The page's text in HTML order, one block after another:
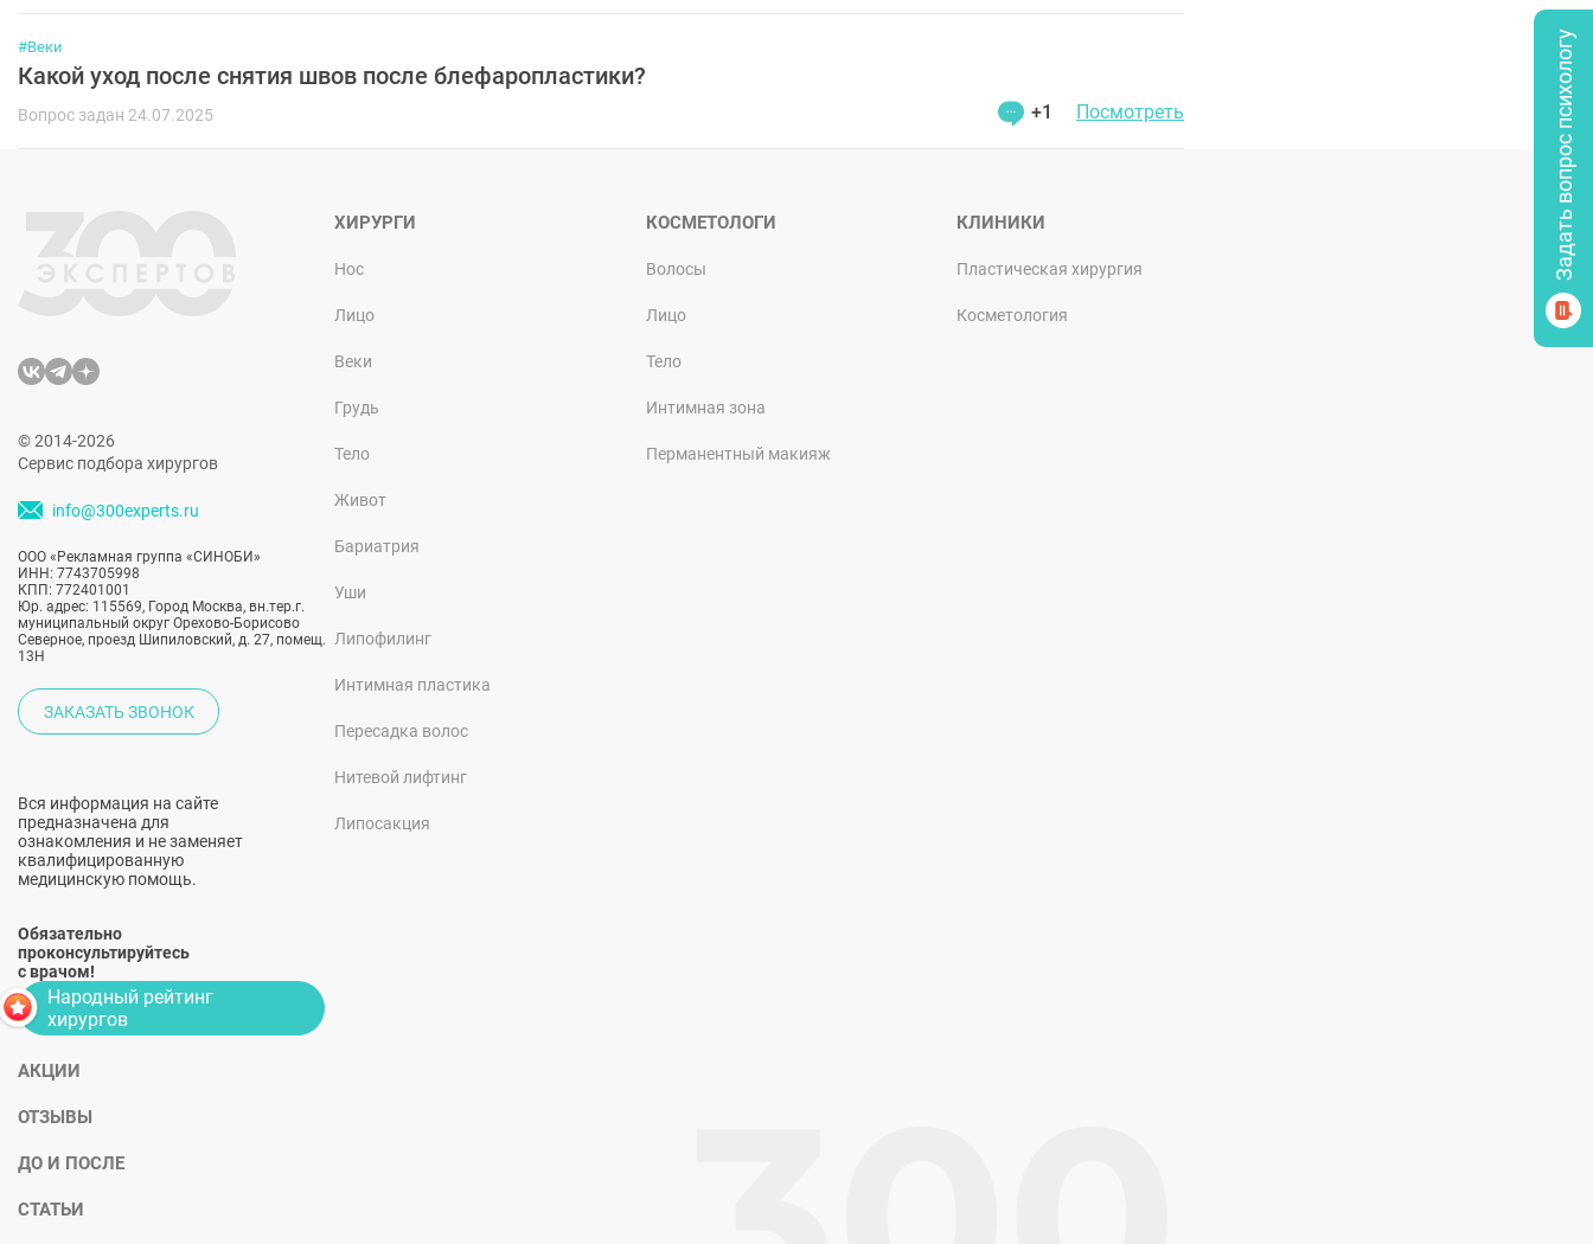
#Веки
Какой уход после снятия швов после блефаропластики?
Вопрос задан 24.07.2025 +1 Посмотреть
© 2014-2026
Сервис подбора хирургов
info@300experts.ru
ООО «Рекламная группа «СИНОБИ»
ИНН: 7743705998
КПП: 772401001
Юр. адрес: 115569, Город Москва, вн.тер.г.
муниципальный округ Орехово-Борисово
Северное, проезд Шипиловский, д. 27, помещ.
13Н
ЗАКАЗАТЬ ЗВОНОК
Вся информация на сайте
предназначена для
ознакомления и не заменяет
квалифицированную
медицинскую помощь.
Обязательно
проконсультируйтесь
с врачом!
ХИРУРГИ
Нос
Лицо
Веки
Грудь
Тело
Живот
Бариатрия
Уши
Липофилинг
Интимная пластика
Пересадка волос
Нитевой лифтинг
Липосакция
КОСМЕТОЛОГИ
Волосы
Лицо
Тело
Интимная зона
Перманентный макияж
КЛИНИКИ
Пластическая хирургия
Косметология
Народный рейтинг
хирургов
АКЦИИ
ОТЗЫВЫ
ДО И ПОСЛЕ
СТАТЬИ
Задать вопрос психологу